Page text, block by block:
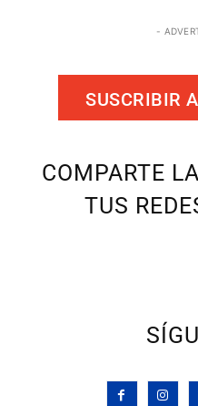
-
SUSCRIBIR
COMPARTE
TUS